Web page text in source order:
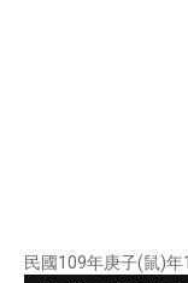
民國109年庚子(鼠)